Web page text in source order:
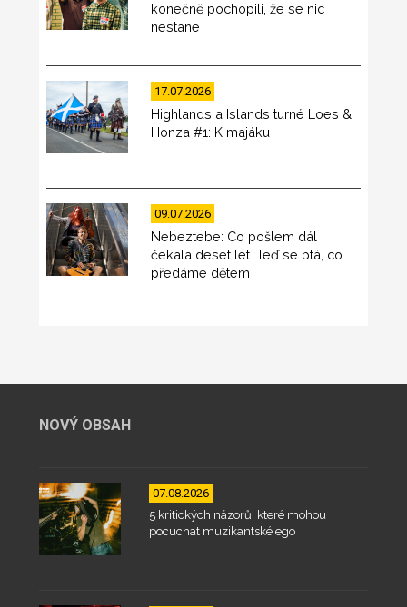
konečně pochopili, že se nic
nestane
17.07.2026
Highlands a Islands turné Loes &
Honza #1: K majáku
09.07.2026
Nebeztebe: Co pošlem dál
čekala deset let. Teď se ptá, co
předáme dětem
NOVÝ OBSAH
07.08.2026
5 kritických názorů, které mohou
pocuchat muzikantské ego